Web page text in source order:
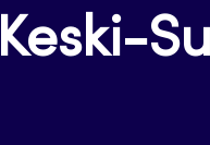
Keski-